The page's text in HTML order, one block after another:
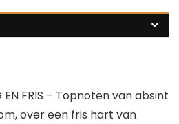
EN FRIS – Topnoten van absint
over een fris hart van